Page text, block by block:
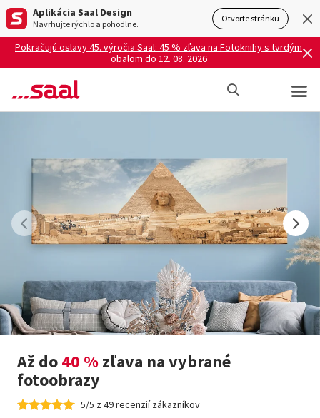
Aplikácia Saal Design
Navrhujte rýchlo a pohodlne. Otvorte stránku
Pokračujú oslavy 45. výročia Saal: 45 % zľava na Fotoknihy s tvrdým
obalom do 12. 08. 2026
Až do40 %zľava na vybrané
fotoobrazy
5/5 z 49 recenzií zákazníkov